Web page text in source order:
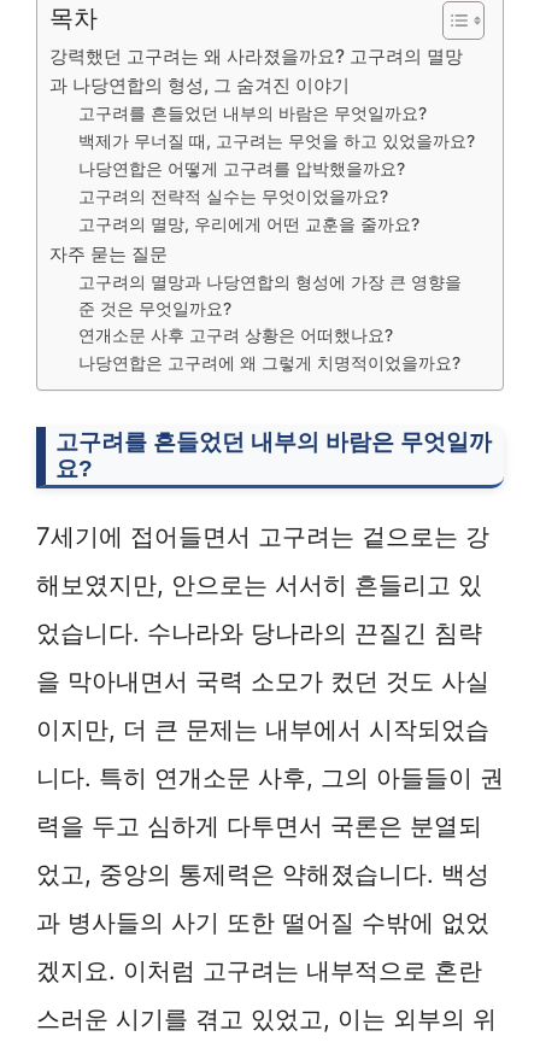
목차
강력했던 고구려는 왜 사라졌을까요? 고구려의 멸망
과 나당연합의 형성, 그 숨겨진 이야기
고구려를 흔들었던 내부의 바람은 무엇일까요?
백제가 무너질 때, 고구려는 무엇을 하고 있었을까요?
나당연합은 어떻게 고구려를 압박했을까요?
고구려의 전략적 실수는 무엇이었을까요?
고구려의 멸망, 우리에게 어떤 교훈을 줄까요?
자주 묻는 질문
고구려의 멸망과 나당연합의 형성에 가장 큰 영향을
준 것은 무엇일까요?
연개소문 사후 고구려 상황은 어떠했나요?
나당연합은 고구려에 왜 그렇게 치명적이었을까요?
고구려를 흔들었던 내부의 바람은 무엇일까
요?
7세기에 접어들면서 고구려는 겉으로는 강
해보였지만, 안으로는 서서히 흔들리고 있
었습니다. 수나라와 당나라의 끈질긴 침략
을 막아내면서 국력 소모가 컸던 것도 사실
이지만, 더 큰 문제는 내부에서 시작되었습
니다. 특히 연개소문 사후, 그의 아들들이 권
력을 두고 심하게 다투면서 국론은 분열되
었고, 중앙의 통제력은 약해졌습니다. 백성
과 병사들의 사기 또한 떨어질 수밖에 없었
겠지요. 이처럼 고구려는 내부적으로 혼란
스러운 시기를 겪고 있었고, 이는 외부의 위